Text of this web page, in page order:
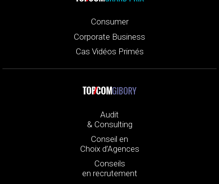
Consumer
Corporate Business
Cas Vidéos Primés
GIBORY
Audit
& Consulting
Conseil en
Choix d’Agences
Conseils
en recrutement